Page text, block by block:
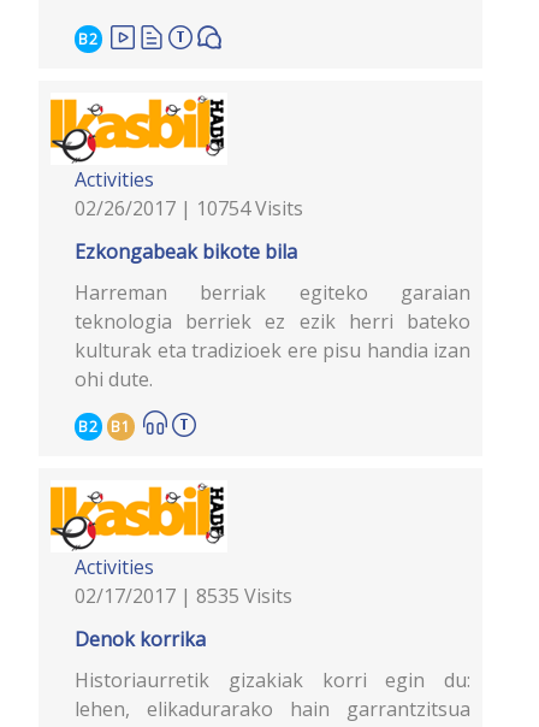
B2
Activities
02/26/2017 | 10754 Visits
Ezkongabeak bikote bila
Harreman berriak egiteko garaian
teknologia berriek ez ezik herri bateko
kulturak eta tradizioek ere pisu handia izan
ohi dute.
B2 B1
Activities
02/17/2017 | 8535 Visits
Denok korrika
Historiaurretik gizakiak korri egin du:
lehen, elikadurarako hain garrantzitsua